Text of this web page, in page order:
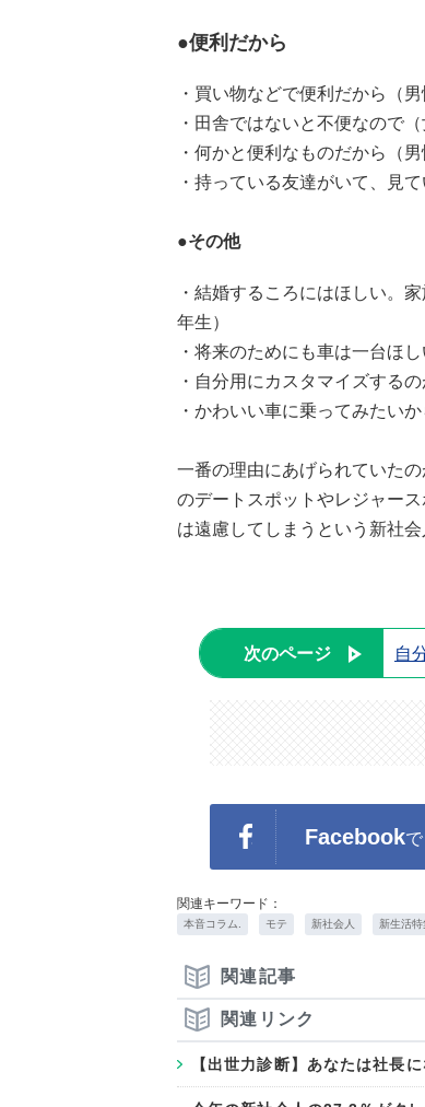
●便利だから
・買い物などで便利だから（
・田舎ではないと不便なので
・何かと便利なものだから（
・持っている友達がいて、見
●その他
・結婚するころにはほしい。
年生）
・将来のためにも車は一台ほ
・自分用にカスタマイズする
・かわいい車に乗ってみたい
一番の理由にあげられていた
のデートスポットやレジャー
は遠慮してしまうという新社会
次のページ 自
Facebookで
関連キーワード：
本音コラム. モテ 新社会人 新生活特
関連記事
関連リンク
【出世力診断】あなたは社長